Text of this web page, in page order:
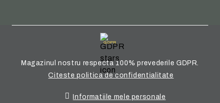
GDPR
Magazinul nostru respecta 100% prevederile GDPR.
Citeste politica de confidentialitate
Informatiile mele personale